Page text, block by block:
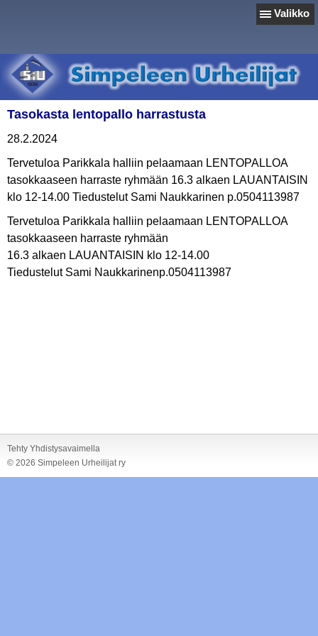
Valikko
Tasokasta lentopallo harrastusta
28.2.2024
Tervetuloa Parikkala halliin pelaamaan LENTOPALLOA
tasokkaaseen harraste ryhmään 16.3 alkaen LAUANTAISIN
klo 12-14.00 Tiedustelut Sami Naukkarinen p.0504113987
Tervetuloa Parikkala halliin pelaamaan LENTOPALLOA
tasokkaaseen harraste ryhmään
16.3 alkaen LAUANTAISIN klo 12-14.00
Tiedustelut Sami Naukkarinenp.0504113987
Tehty Yhdistysavaimella
© 2026 Simpeleen Urheilijat ry